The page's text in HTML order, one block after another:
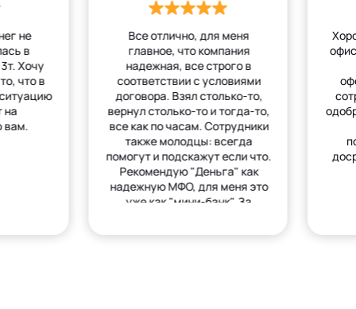
не
в
Хочу
что в
на
вам.
Все отлично, для меня
главное, что компания
надежная, все строго в
соответствии с условиями
договора. Взял столько-то,
вернул столько-то и тогда-то,
все как по часам. Сотрудники
также молодцы: всегда
помогут и подскажут если что.
Рекомендую "Деньга" как
надежную МФО, для меня это
уже как "мини-банк". За